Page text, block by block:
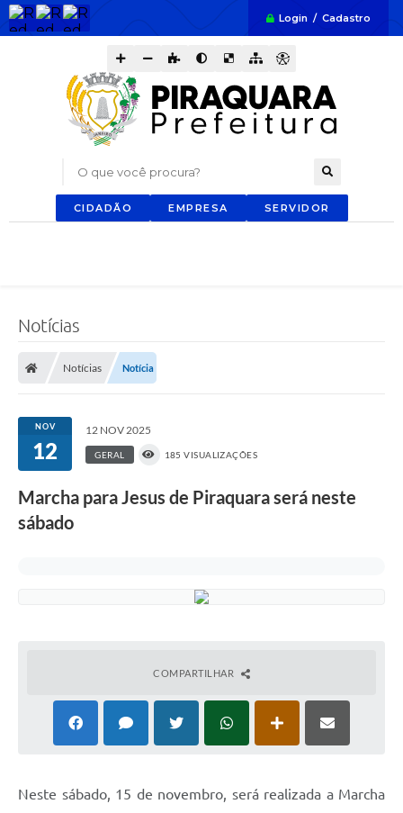
Login / Cadastro
O que você procura?
CIDADÃO EMPRESA SERVIDOR
Notícias
Notícias Notícia
NOV
12
12 NOV 2025
GERAL 185 VISUALIZAÇÕES
Marcha para Jesus de Piraquara será neste
sábado
COMPARTILHAR
Neste sábado, 15 de novembro, será realizada a Marcha